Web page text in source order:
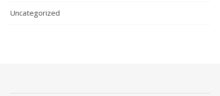
Uncategorized